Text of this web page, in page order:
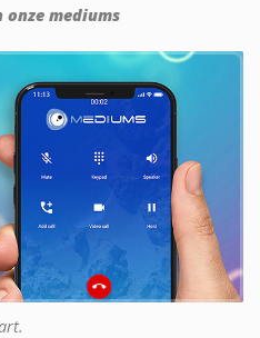
mediums